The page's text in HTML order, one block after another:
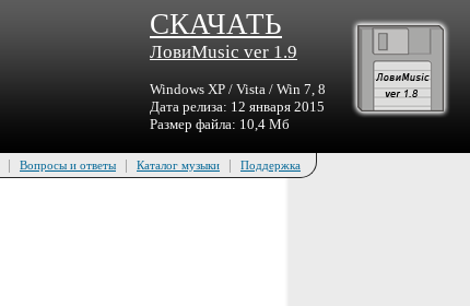
СКАЧАТЬ
ЛовиMusic ver 1.9
Windows XP / Vista / Win 7, 8
Дата релиза: 12 января 2015
Размер файла: 10,4 Мб
| Вопросы и ответы | Каталог музыки | Поддержка